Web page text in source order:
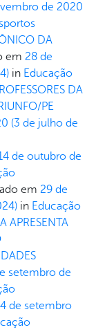
de 2020
DA
em 28 de
in Educação
DA
PE
(3 de julho de
de outubro de
em 29 de
in Educação
APRESENTA
setembro de
de setembro